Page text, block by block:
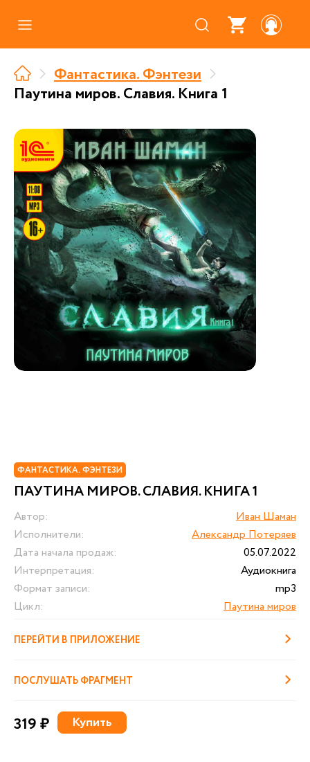
Где купить
О нас
Партнерам
Фантастика. Фэнтези
Паутина миров. Славия. Книга 1
ФАНТАСТИКА. ФЭНТЕЗИ
ПАУТИНА МИРОВ. СЛАВИЯ. КНИГА 1
Автор:
Иван Шаман
Исполнители:
Александр Потеряев
Дата начала продаж:
05.07.2022
Интерпретация:
Аудиокнига
Формат записи:
mp3
Цикл:
Паутина миров
ПЕРЕЙТИ В ПРИЛОЖЕНИЕ
ПОСЛУШАТЬ ФРАГМЕНТ
319 ₽ Купить